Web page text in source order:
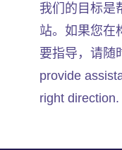
我们的目标是
站。如果您在
要指导，请随
provide
right direction.